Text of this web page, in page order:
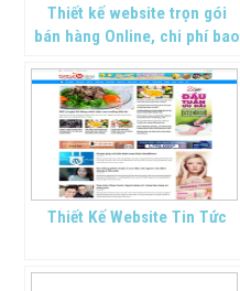
Thiết kế website trọn gói
bán hàng Online, chi phí bao
Thiết Kế Website Tin Tức